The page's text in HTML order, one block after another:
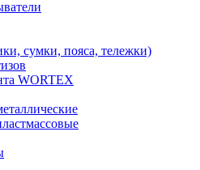
сумки, пояса, тележки)
WORTEX